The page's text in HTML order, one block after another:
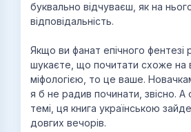
буквально відчуваєш, як на
відповідальність.
Якщо ви фанат епічного фентезі
шукаєте, що почитати схоже на
міфологією, то це ваше.
я б не радив починати, звісно. А
темі, ця книга українською
довгих вечорів.